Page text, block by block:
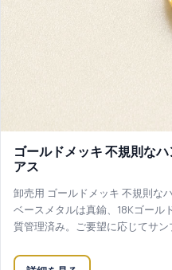
ゴールドメッキ 不規則な
アス
卸売用 ゴールドメッキ 不規則な
ベースメタルは真鍮、18Kゴール
質管理済み。ご要望に応じてサン